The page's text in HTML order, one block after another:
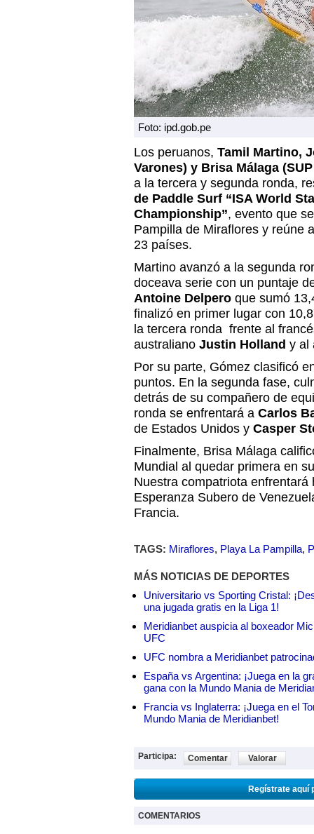
Foto: ipd.gob.pe
Los peruanos, Tamil Martino,
Varones) y Brisa Málaga
a la tercera y segunda ronda,
de Paddle Surf “ISA World
Championship”, evento que
Pampilla de Miraflores y reúne
23 países.
Martino avanzó a la segunda
doceava serie con un puntaje
Antoine Delpero que sumó
finalizó en primer lugar con
la tercera ronda frente al
australiano Justin Holland y al
Por su parte, Gómez clasificó
puntos. En la segunda fase,
detrás de su compañero de
ronda se enfrentará a Carlos
de Estados Unidos y Casper
Finalmente, Brisa Málaga
Mundial al quedar primera en
Nuestra compatriota
Esperanza Subero de
Francia.
TAGS: Miraflores, Playa La Pampilla,
MÁS NOTICIAS DE DEPORTES
Universitario vs Sporting Cristal:
una jugada gratis en la Liga 1!
Meridianbet auspicia al boxeador
UFC
UFC nombra a Meridianbet
España vs Argentina: ¡Juega en la
gana con la Mundo Mania de
Francia vs Inglaterra: ¡Juega en el
Mundo Mania de Meridianbet!
Participa: Comentar Valorar
Regístrate aquí
COMENTARIOS